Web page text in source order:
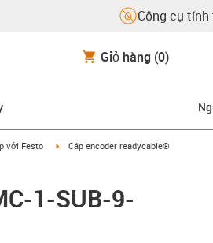
Công cụ
Giỏ hàng (0)
right
với Festo igus-icon-arrow-right
Cáp encoder readycable®
1-SUB-9-